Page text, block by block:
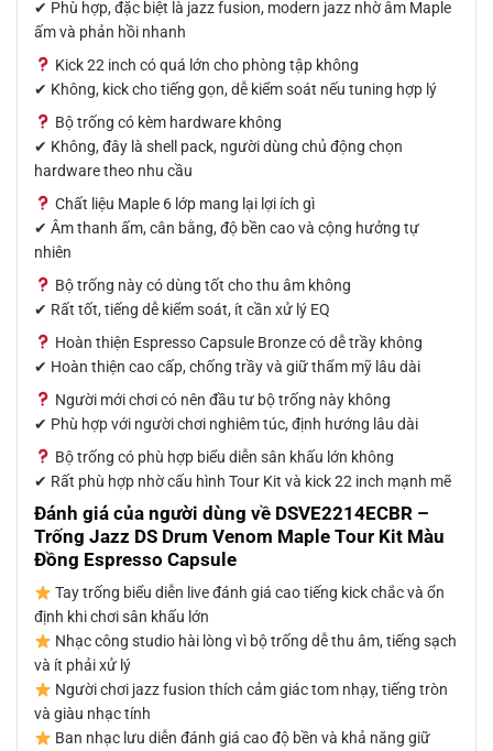
✔ Phù hợp, đặc biệt là jazz fusion, modern jazz nhờ âm Maple
ấm và phản hồi nhanh
Kick 22 inch có quá lớn cho phòng tập không
✔ Không, kick cho tiếng gọn, dễ kiểm soát nếu tuning hợp lý
Bộ trống có kèm hardware không
✔ Không, đây là shell pack, người dùng chủ động chọn
hardware theo nhu cầu
Chất liệu Maple 6 lớp mang lại lợi ích gì
✔ Âm thanh ấm, cân bằng, độ bền cao và cộng hưởng tự
nhiên
Bộ trống này có dùng tốt cho thu âm không
✔ Rất tốt, tiếng dễ kiểm soát, ít cần xử lý EQ
Hoàn thiện Espresso Capsule Bronze có dễ trầy không
✔ Hoàn thiện cao cấp, chống trầy và giữ thẩm mỹ lâu dài
Người mới chơi có nên đầu tư bộ trống này không
✔ Phù hợp với người chơi nghiêm túc, định hướng lâu dài
Bộ trống có phù hợp biểu diễn sân khấu lớn không
✔ Rất phù hợp nhờ cấu hình Tour Kit và kick 22 inch mạnh mẽ
Đánh giá của người dùng về DSVE2214ECBR –
Trống Jazz DS Drum Venom Maple Tour Kit Màu
Đồng Espresso Capsule
Tay trống biểu diễn live đánh giá cao tiếng kick chắc và ổn
định khi chơi sân khấu lớn
Nhạc công studio hài lòng vì bộ trống dễ thu âm, tiếng sạch
và ít phải xử lý
Người chơi jazz fusion thích cảm giác tom nhạy, tiếng tròn
và giàu nhạc tính
Ban nhạc lưu diễn đánh giá cao độ bền và khả năng giữ